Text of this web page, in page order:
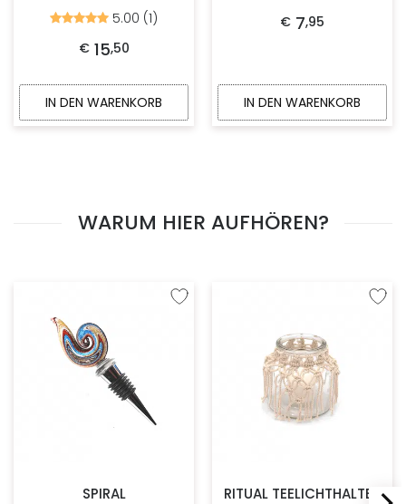
Bewertet
5.00
von
5.00 (1)
€ 15,50
IN DEN WARENKORB
€ 7,95
IN DEN WARENKORB
WARUM HIER AUFHÖREN?
Zur Wunschliste hinzufügen
SPIRAL
Zur
RITUAL TEELICHTHALTER